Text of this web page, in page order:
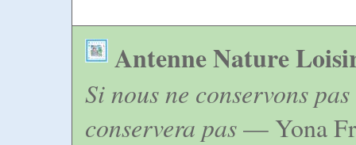
Antenne Nature
Si nous ne conservons
conservera pas— Yona